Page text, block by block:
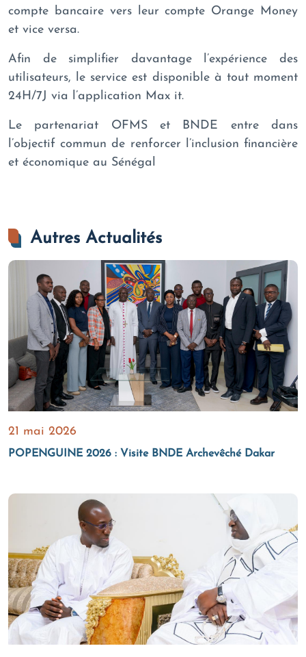
compte bancaire vers leur compte Orange Money
et vice versa.
Afin de simplifier davantage l’expérience des
utilisateurs, le service est disponible à tout moment
24H/7J via l’application Max it.
Le partenariat OFMS et BNDE entre dans
l’objectif commun de renforcer l’inclusion financière
et économique au Sénégal
Autres Actualités
21 mai 2026
POPENGUINE 2026 : Visite BNDE Archevêché Dakar